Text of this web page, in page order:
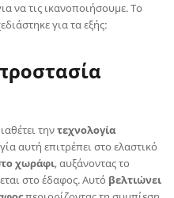
να τις ικανοποιήσουμε. Το
για τα εξής:
τηντεχνολογία
αυτή επιτρέπει στο ελαστικό
χωράφι, αυξάνοντας το
στο έδαφος. Αυτό βελτιώνει